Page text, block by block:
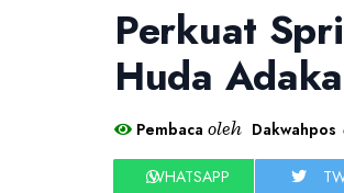
Perkuat
Huda
Pembaca oleh Dakwahpos
WHATSAPP